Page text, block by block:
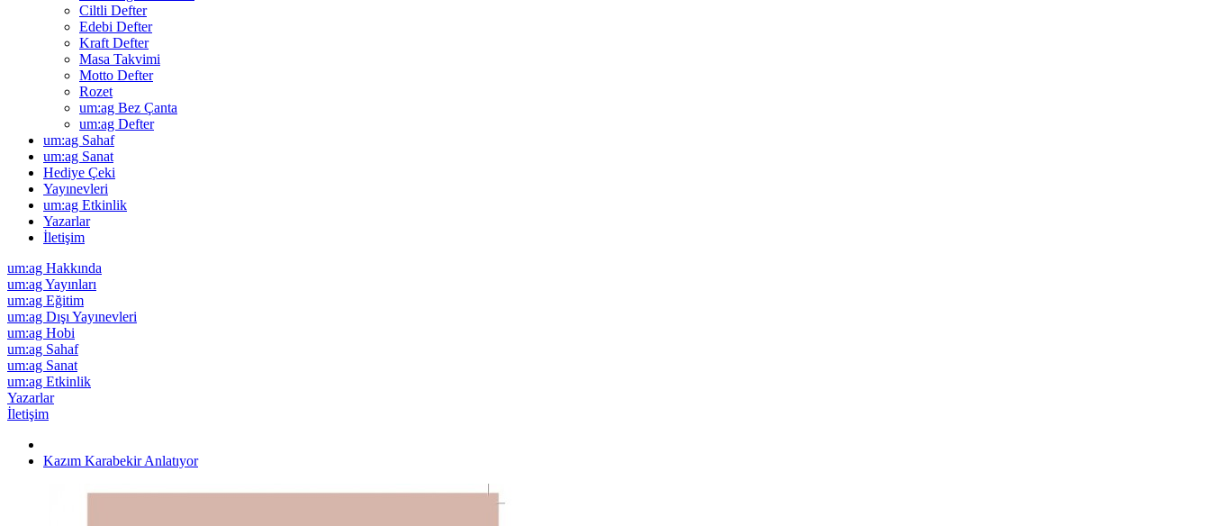
Ciltli Defter
Edebi Defter
Kraft Defter
Masa Takvimi
Motto Defter
Rozet
um:ag Bez Çanta
um:ag Defter
um:ag Sahaf
um:ag Sanat
Hediye Çeki
Yayınevleri
um:ag Etkinlik
Yazarlar
İletişim
um:ag Hakkında
um:ag Yayınları
um:ag Eğitim
um:ag Dışı Yayınevleri
um:ag Hobi
um:ag Sahaf
um:ag Sanat
um:ag Etkinlik
Yazarlar
İletişim
Kazım Karabekir Anlatıyor